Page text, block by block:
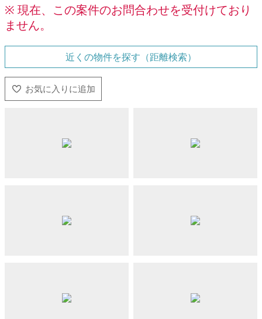
※ 現在、この案件のお問合わせを受付けており
ません。
近くの物件を探す（距離検索）